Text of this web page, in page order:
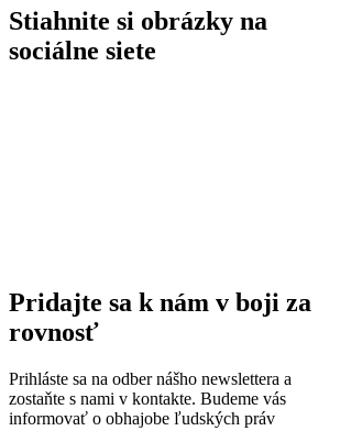
Stiahnite si obrázky na
sociálne siete
Pridajte sa k nám v boji za
rovnosť
Prihláste sa na odber nášho newslettera a
zostaňte s nami v kontakte. Budeme vás
informovať o obhajobe ľudských práv